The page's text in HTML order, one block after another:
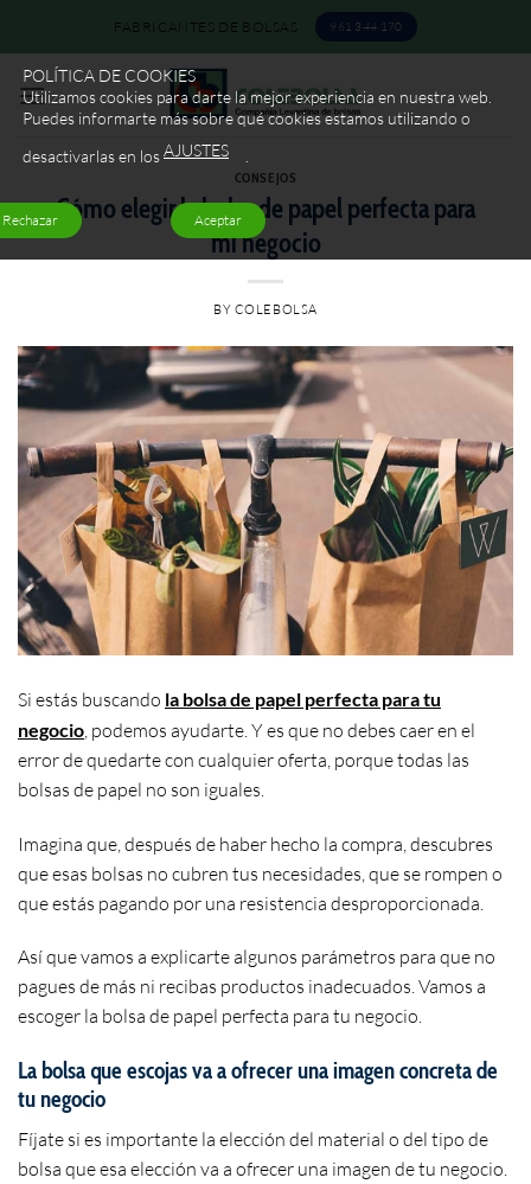
contenido
FABRICANTES DE BOLSAS 961 344 170
CONSEJOS
Cómo elegir la bolsa de papel perfecta para
mi negocio
BY COLEBOLSA
Si estás buscando la bolsa de papel perfecta para tu
negocio , podemos ayudarte. Y es que no debes caer en el
error de quedarte con cualquier oferta, porque todas las
bolsas de papel no son iguales.
Imagina que, después de haber hecho la compra, descubres
que esas bolsas no cubren tus necesidades, que se rompen o
que estás pagando por una resistencia desproporcionada.
Así que vamos a explicarte algunos parámetros para que no
pagues de más ni recibas productos inadecuados. Vamos a
escoger la bolsa de papel perfecta para tu negocio.
La bolsa que escojas va a ofrecer una imagen concreta de
tu negocio
Fíjate si es importante la elección del material o del tipo de
bolsa que esa elección va a ofrecer una imagen de tu negocio.
POLÍTICA DE COOKIES
Utilizamos cookies para darte la mejor experiencia en nuestra web.
Puedes informarte más sobre qué cookies estamos utilizando o
desactivarlas en losAJUSTES
Aceptar
Rechazar